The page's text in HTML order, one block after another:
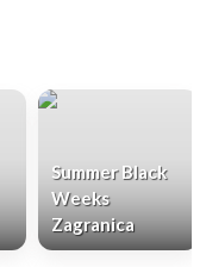
Summer Black
Weeks
Zagranica